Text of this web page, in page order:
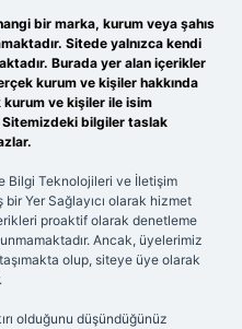
bir marka, kurum veya şahıs
Sitede yalnızca kendi
Burada yer alan içerikler
kurum ve kişiler hakkında
kurum ve kişiler ile isim
bilgiler taslak
Bilgi Teknolojileri ve İletişim
bir Yer Sağlayıcı olarak hizmet
proaktif olarak denetleme
Ancak, üyelerimiz
olup, siteye üye olarak
olduğunu düşündüğünüz